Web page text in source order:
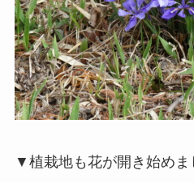
▼植栽地も花が開き始めま